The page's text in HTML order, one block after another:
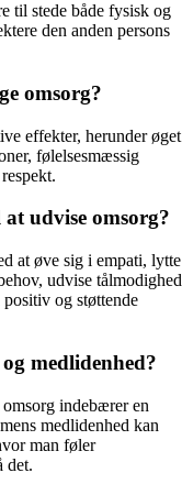
til stede både fysisk og
den anden persons
omsorg?
effekter, herunder øget
følelsesmæssig
udvise omsorg?
at øve sig i empati, lytte
udvise tålmodighed
og støttende
medlidenhed?
indebærer en
medlidenhed kan
man føler
det.